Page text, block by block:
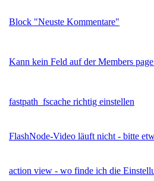
Block "Neuste Kommentare"
Kann kein Feld auf der Members
fastpath_fscache richtig einstellen
FlashNode-Video läuft nicht - bitte
action view - wo finde ich die